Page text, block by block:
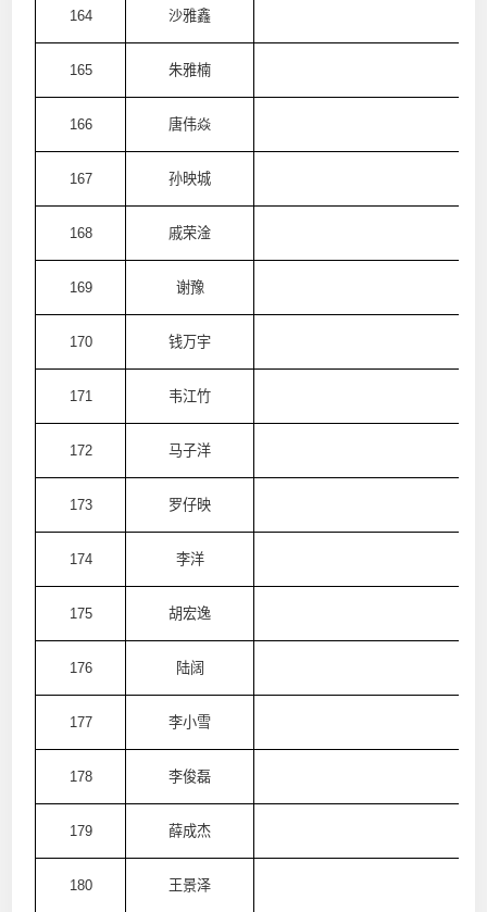
164 沙雅鑫
165 朱雅楠
166 唐伟焱
167 孙映城
168 戚荣淦
169 谢豫
170 钱万宇
171 韦江竹
172 马子洋
173 罗仔映
174 李洋
175 胡宏逸
176 陆阔
177 李小雪
178 李俊磊
179 薛成杰
180 王景泽